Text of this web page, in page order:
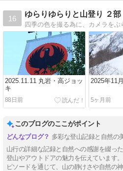
16
ゆらりゆらりと山登り ２部
2025.11.11 丸岩・高ジョッ
キ
88日前
2025年11
5ヶ月前
このブログのここがポイント
多彩な登山記録と自然の
山行の詳細な記録と自然への感謝を綴っ
登山やアウトドアの魅力を伝えています
ピソードを通じて、山の静けさや自然の